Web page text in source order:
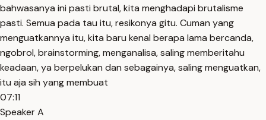
bahwasanya ini pasti brutal, kita menghadapi brutalisme
pasti. Semua pada tau itu, resikonya gitu. Cuman yang
menguatkannya itu, kita baru kenal berapa lama bercanda,
ngobrol, brainstorming, menganalisa, saling memberitahu
keadaan, ya berpelukan dan sebagainya, saling menguatkan,
itu aja sih yang membuat
07:11
Speaker A